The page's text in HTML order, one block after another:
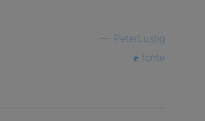
PeterLustig
fonte